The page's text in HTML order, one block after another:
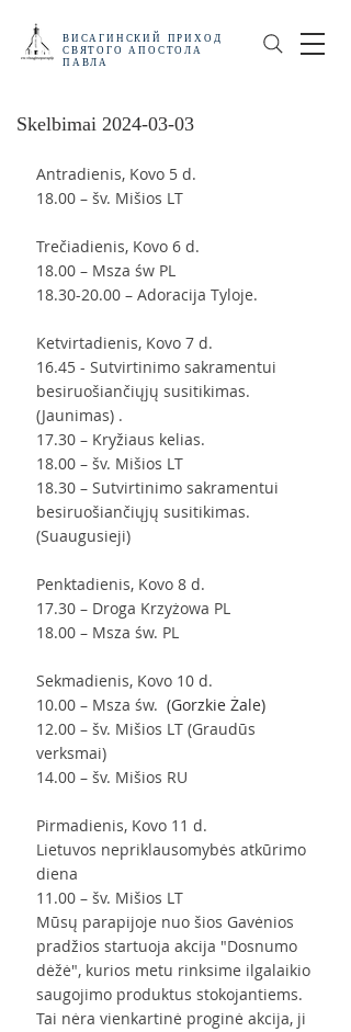
ВИСАГИНСКИЙ
ПРИХОД
СВЯТОГО АПОСТОЛА
ПАВЛА
Skelbimai 2024-03-03
Antradienis, Kovo 5 d.
18.00 – šv. Mišios LT
Trečiadienis, Kovo 6 d.
18.00 – Msza św PL
18.30-20.00 – Adoracija Tyloje.
Ketvirtadienis, Kovo 7 d.
16.45 - Sutvirtinimo sakramentui
besiruošiančiųjų susitikimas.
(Jaunimas) .
17.30 – Kryžiaus kelias.
18.00 – šv. Mišios LT
18.30 – Sutvirtinimo sakramentui
besiruošiančiųjų susitikimas.
(Suaugusieji)
Penktadienis, Kovo 8 d.
17.30 – Droga Krzyżowa PL
18.00 – Msza św. PL
Sekmadienis, Kovo 10 d.
10.00 – Msza św. (Gorzkie Żale)
12.00 – šv. Mišios LT (Graudūs
verksmai)
14.00 – šv. Mišios RU
Pirmadienis, Kovo 11 d.
Lietuvos nepriklausomybės atkūrimo
diena
11.00 – šv. Mišios LT
Mūsų parapijoje nuo šios Gavėnios
pradžios startuoja akcija "Dosnumo
dėžė", kurios metu rinksime ilgalaikio
saugojimo produktus stokojantiems.
Tai nėra vienkartinė proginė akcija, ji